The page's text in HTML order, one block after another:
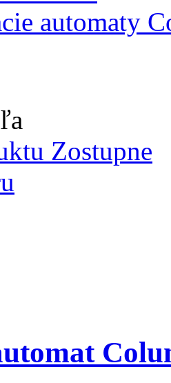
automaty
Zostupne